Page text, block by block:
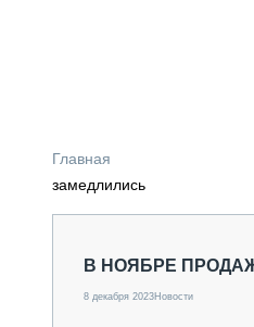
ОБЗОР РЫНКА
ГРУЗОПЕРЕВОЗКИ
Главная
замедлились
В НОЯБРЕ
8 декабря 2023Новости